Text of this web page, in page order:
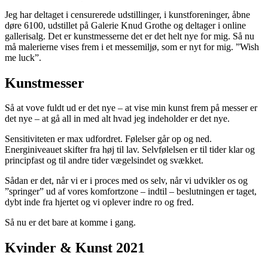
Jeg har deltaget i censurerede udstillinger, i kunstforeninger, åbne
døre 6100, udstillet på Galerie Knud Grothe og deltager i online
gallerisalg. Det er kunstmesserne det er det helt nye for mig. Så nu
må malerierne vises frem i et messemiljø, som er nyt for mig. ”Wish
me luck”.
Kunstmesser
Så at vove fuldt ud er det nye – at vise min kunst frem på messer er
det nye – at gå all in med alt hvad jeg indeholder er det nye.
Sensitiviteten er max udfordret. Følelser går op og ned.
Energiniveauet skifter fra høj til lav. Selvfølelsen er til tider klar og
principfast og til andre tider vægelsindet og svækket.
Sådan er det, når vi er i proces med os selv, når vi udvikler os og
”springer” ud af vores komfortzone – indtil – beslutningen er taget,
dybt inde fra hjertet og vi oplever indre ro og fred.
Så nu er det bare at komme i gang.
Kvinder & Kunst 2021